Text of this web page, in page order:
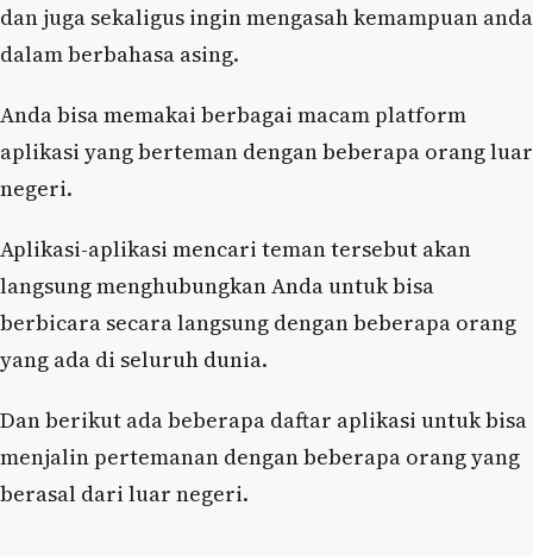
dan juga sekaligus ingin mengasah kemampuan anda
dalam berbahasa asing.
Anda bisa memakai berbagai macam platform
aplikasi yang berteman dengan beberapa orang luar
negeri.
Aplikasi-aplikasi mencari teman tersebut akan
langsung menghubungkan Anda untuk bisa
berbicara secara langsung dengan beberapa orang
yang ada di seluruh dunia.
Dan berikut ada beberapa daftar aplikasi untuk bisa
menjalin pertemanan dengan beberapa orang yang
berasal dari luar negeri.